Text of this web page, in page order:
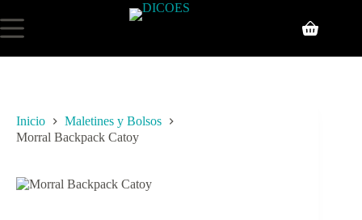
Inicio
Maletines y Bolsos
Morral Backpack Catoy